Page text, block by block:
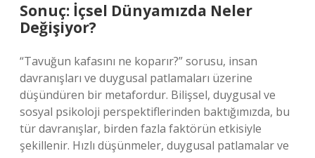
Sonuç: İçsel Dünyamızda Neler
Değişiyor?
“Tavuğun kafasını ne koparır?” sorusu, insan
davranışları ve duygusal patlamaları üzerine
düşündüren bir metafordur. Bilişsel, duygusal ve
sosyal psikoloji perspektiflerinden baktığımızda, bu
tür davranışlar, birden fazla faktörün etkisiyle
şekillenir. Hızlı düşünmeler, duygusal patlamalar ve